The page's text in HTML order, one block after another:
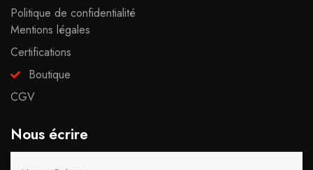
Politique de confidentialité
Mentions légales
Certifications
Boutique
CGV
Nous écrire